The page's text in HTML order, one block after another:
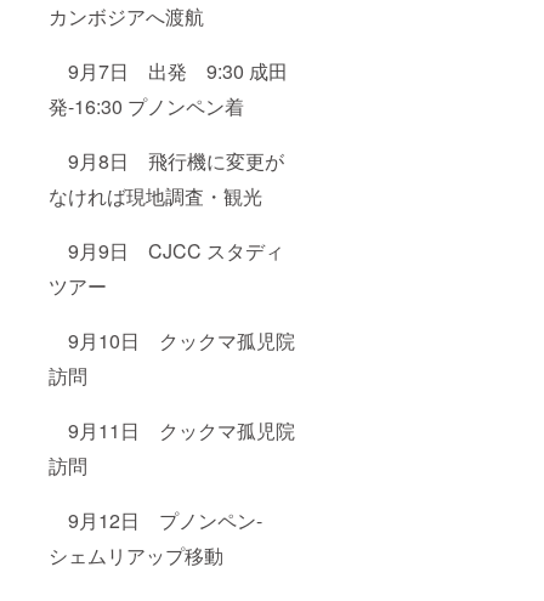
カンボジアへ渡航
9月7日 出発 9:30 成田
発-16:30 プノンペン着
9月8日 飛行機に変更が
なければ現地調査・観光
9月9日 CJCC スタディ
ツアー
9月10日 クックマ孤児院
訪問
9月11日 クックマ孤児院
訪問
9月12日 プノンペン-
シェムリアップ移動